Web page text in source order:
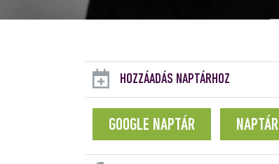
HOZZÁADÁS NAPTÁRHOZ
GOOGLE NAPTÁR NAPTÁR